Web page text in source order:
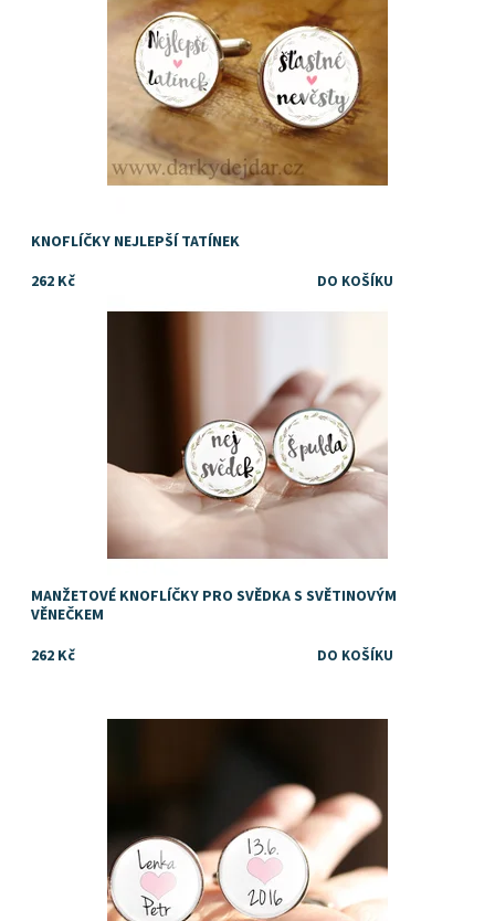
KNOFLÍČKY NEJLEPŠÍ TATÍNEK
262 Kč
MANŽETOVÉ KNOFLÍČKY PRO SVĚDKA S SVĚTINOVÝM
VĚNEČKEM
262 Kč
Dostupnost: Skladem